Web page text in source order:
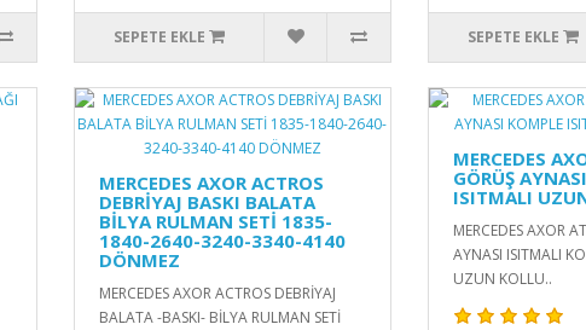
SEPETE EKLE SEPETE EKLE
MERCEDES AXOR ACTROS
DEBRİYAJ BASKI BALATA
BİLYA RULMAN SETİ 1835-
1840-2640-3240-3340-4140
DÖNMEZ
MERCEDES AXOR ACTROS DEBRİYAJ
BALATA -BASKI- BİLYA RULMAN SETİ
MERCEDES
GÖRÜŞ
ISITMALI
MERCEDES AXOR
AYNASI ISITMALI
UZUN KOLLU..